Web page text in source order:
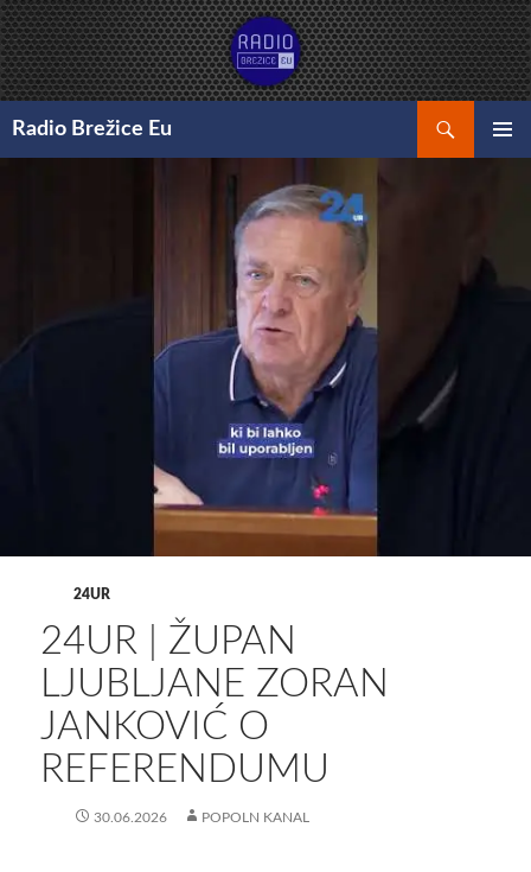
Preskoči
na
vsebino
Radio Brežice Eu
24UR
24UR | ŽUPAN
LJUBLJANE ZORAN
JANKOVIĆ O
REFERENDUMU
30.06.2026 POPOLN KANAL